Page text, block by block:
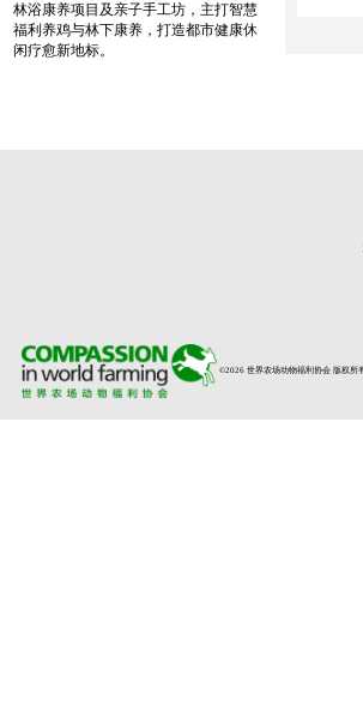
林浴康养项目及亲子手工坊，主打智慧
福利养鸡与林下康养，打造都市健康休
闲疗愈新地标。
©2026 世界农场动物福利协会 版权所